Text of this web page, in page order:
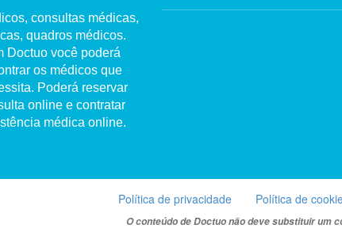
consultas médicas,
quadros médicos.
Doctuo você poderá
os médicos que
Poderá reservar
online e contratar
médica online.
Política de privacidade Política de
O conteúdo de Doctuo não deve substituir um